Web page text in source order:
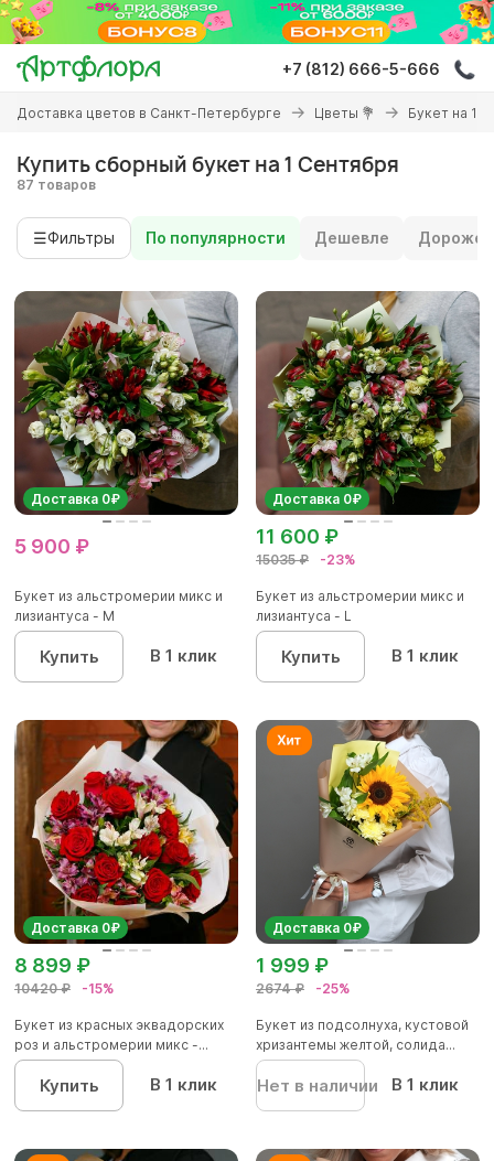
Перейти
основному
содержанию
+7 (812) 666-5-666
Вы
здесь
Доставка цветов в Санкт-Петербурге Цветы 💐 Букет на 1
Купить сборный букет на 1 Сентября
87 товаров
☰Фильтры По популярности Дешевле Дороже
Доставка 0₽
5 900 ₽
Букет из альстромерии микс и
лизиантуса - М
Купить В 1 клик
Доставка 0₽
15035 ₽ -23%
11 600 ₽
Букет из альстромерии микс и
лизиантуса - L
Купить В 1 клик
Доставка 0₽
10420 ₽ -15%
8 899 ₽
Букет из красных эквадорских
роз и альстромерии микс -...
Купить В 1 клик
Доставка 0₽
2674 ₽ -25%
1 999 ₽
Букет из подсолнуха, кустовой
хризантемы желтой, солида...
Нет в наличии В 1 клик